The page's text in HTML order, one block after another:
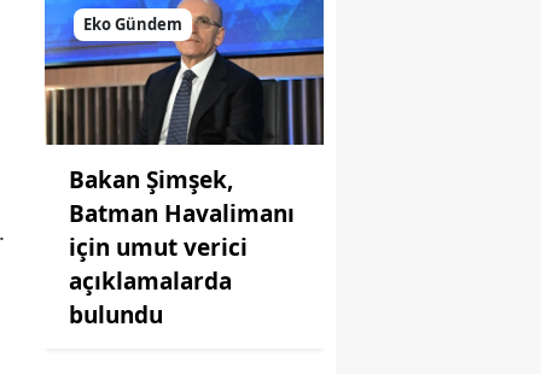
Eko Gündem
Bakan Şimşek,
Batman Havalimanı
için umut verici
açıklamalarda
bulundu